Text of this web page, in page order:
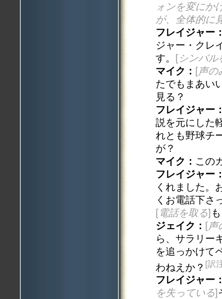
ォンを変にか
が、全体的に
フレイジャー
ジャー・クレ
す。
[シンバル
マイク： [声の
たでもまあい
見る？
フレイジャー
説を元にした
れとも野球チ
が？
マイク： この
フレイジャー
くれました。
くお電話下さ
[電話を取る]
ジェイク： [声
ら、サラリー
を追っかけて
わねえか？ [訳
フレイジャー
を失っている]